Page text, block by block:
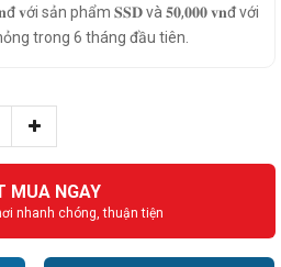
𝐯ới sản phẩm 𝐒𝐒𝐃 và 𝟓𝟎,𝟎𝟎𝟎 𝐯𝐧đ với
trong 6 tháng đầu tiên.
MUA NGAY
nhanh chóng, thuận tiện